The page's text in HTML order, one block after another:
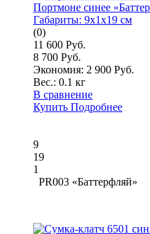
Портмоне синее
Габариты: 9x1x19 см
(0)
11 600 Руб.
8 700 Руб.
Экономия: 2 900 Руб.
Вес.: 0.1 кг
В сравнение
Купить Подробнее
9
19
1
PR003 «Баттерфляй»